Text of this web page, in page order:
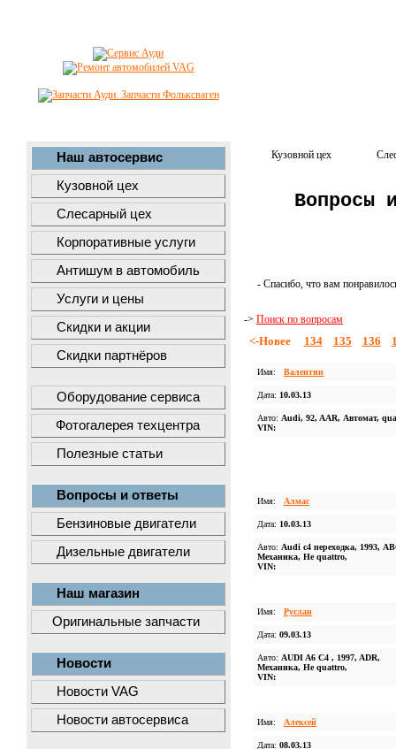
Наш автосервис
Кузовной цех
Слесарный цех
Корпоративные услуги
Антишум в автомобиль
Услуги и цены
Скидки и акции
Скидки партнёров
Оборудование сервиса
Фотогалерея техцентра
Полезные статьи
Вопросы и ответы
Бензиновые двигатели
Дизельные двигатели
Наш магазин
Оригинальные запчасти
Новости
Новости VAG
Новости автосервиса
Кузовной цех
Вопросы
- Спасибо, что вам
-> Поиск по вопросам
<-Новее 134 135 136
Имя: Валентин
Дата: 10.03.13
Авто: Audi, 92, AAR, Автомат,
VIN:
Имя: Алмас
Дата: 10.03.13
Авто: Audi c4 переходка, 1993,
Механика, Не quattro,
VIN:
Имя: Руслан
Дата: 09.03.13
Авто: AUDI A6 C4 , 1997, ADR,
Механика, Не quattro,
VIN:
Имя: Алексей
Дата: 08.03.13